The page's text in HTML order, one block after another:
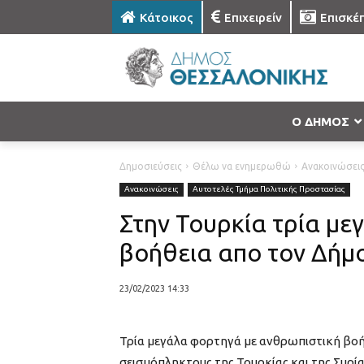
Κάτοικος Επιχειρείν
Ο ΔΗΜΟΣ
Δημοσιεύσεις Θέλω να ενημερωθώ Ανακοινώσεις
Ανακοινώσεις Αυτοτελές Τμήμα Πολιτικής Προστασίας
Στην Τουρκία τρία
βοήθεια απο τον
23/02/2023 14:33
Τρία μεγάλα φορτηγά με ανθρωπιστική